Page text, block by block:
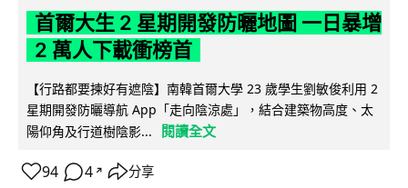
首爾大生 2 星期開發防曬地圖 一日暴增
2 萬人下載衝榜首
【行路都要揀好有遮陰】南韓首爾大學 23 歲學生劉敏俊利用 2
星期開發防曬導航 App「走向陰涼處」，結合建築物高度、太
陽仰角及行道樹陰影...
閱讀全文
94 4 ↗ 分享